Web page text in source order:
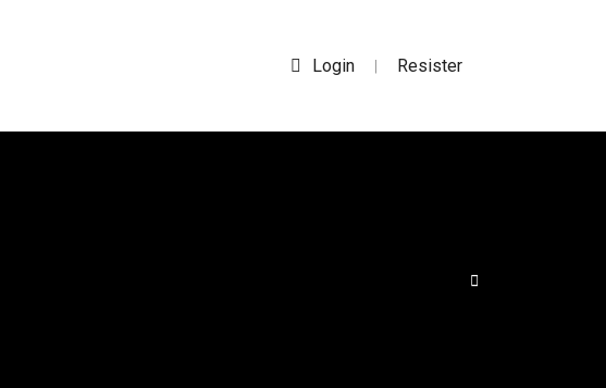
Login | Resister